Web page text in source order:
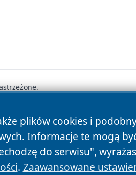
plików cookies i
Informacje te mogą
do serwisu",
. Zaawansowane
Cookies